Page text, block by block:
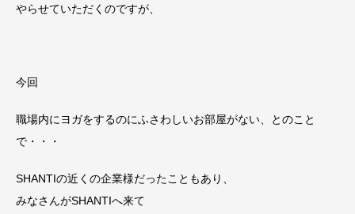
やらせていただくのですが、
今回
職場内にヨガをするのにふさわしいお部屋がない、とのこと
で・・・
SHANTIの近くの企業様だったこともあり、
みなさんがSHANTIへ来て